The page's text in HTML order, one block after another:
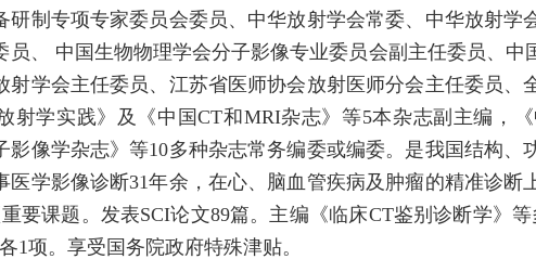
研制专项专家委员会委员、中华放射学会常委、中华放射
员、 中国生物物理学会分子影像专业委员会副主任委员、中
射学会主任委员、江苏省医师协会放射医师分会主任委员、
射学实践》及《中国CT和MRI杂志》等5本杂志副主编，
影像学杂志》等10多种杂志常务编委或编委。是我国结构
医学影像诊断31年余，在心、脑血管疾病及肿瘤的精准诊断
要课题。发表SCI论文89篇。主编《临床CT鉴别诊断学》
1项。享受国务院政府特殊津贴。